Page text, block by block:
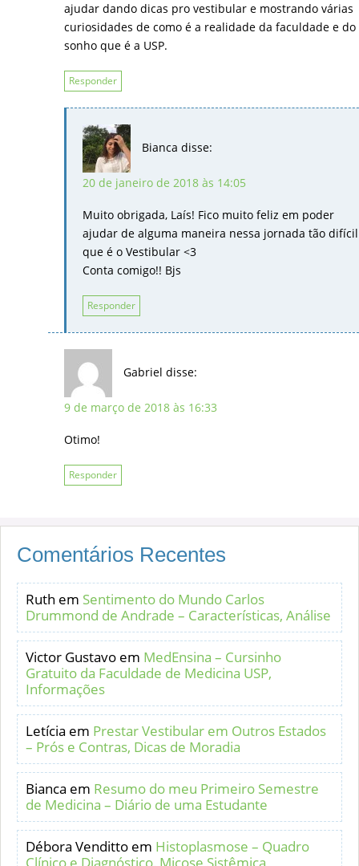
ajudar dando dicas pro vestibular e mostrando várias
curiosidades de como é a realidade da faculdade e do
sonho que é a USP.
Responder
Bianca disse:
20 de janeiro de 2018 às 14:05
Muito obrigada, Laís! Fico muito feliz em poder
ajudar de alguma maneira nessa jornada tão difícil
que é o Vestibular <3
Conta comigo!! Bjs
Responder
Gabriel disse:
9 de março de 2018 às 16:33
Otimo!
Responder
Comentários Recentes
Ruth em Sentimento do Mundo Carlos
Drummond de Andrade – Características, Análise
Victor Gustavo em MedEnsina – Cursinho
Gratuito da Faculdade de Medicina USP,
Informações
Letícia em Prestar Vestibular em Outros Estados
– Prós e Contras, Dicas de Moradia
Bianca em Resumo do meu Primeiro Semestre
de Medicina – Diário de uma Estudante
Débora Venditto em Histoplasmose – Quadro